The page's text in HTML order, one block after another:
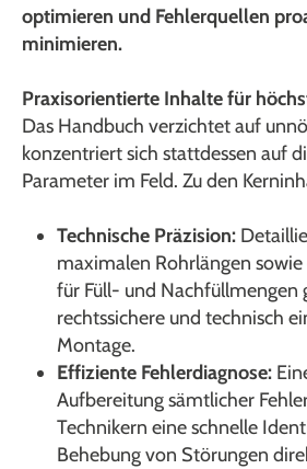
optimieren und Fehlerquellen
minimieren.
Praxisorientierte Inhalte für
Das Handbuch verzichtet auf
konzentriert sich stattdessen auf
Parameter im Feld. Zu den
Technische Präzision:
maximalen Rohrlängen
für Füll- und Nachfüllmengen
rechtssichere und technisch
Montage.
Effiziente Fehlerdiagnose:
Aufbereitung sämtlicher
Technikern eine schnelle
Behebung von Störungen